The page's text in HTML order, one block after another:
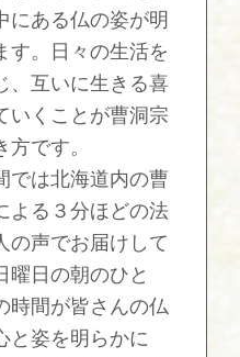
にある仏の姿が明
す。日々の生活を
、互いに生きる喜
いくことが曹洞宗
です。
では北海道内の曹
よる３分ほどの法
の声でお届けして
曜日の朝のひと
時間が皆さんの仏
と姿を明らかに